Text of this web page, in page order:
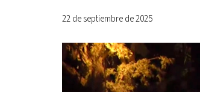
22 de septiembre de 2025